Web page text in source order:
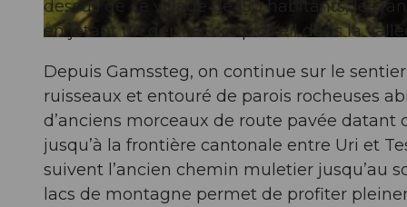
dessus de ce village de 150 habitants, les
en jetant un dernier coup d'œil dans la vallée.
Depuis Gamssteg, on continue sur le
ruisseaux et entouré de parois rocheuses
d’anciens morceaux de route pavée
jusqu’à la frontière cantonale entre Uri et
suivent l’ancien chemin muletier jusqu’au
lacs de montagne permet de profiter